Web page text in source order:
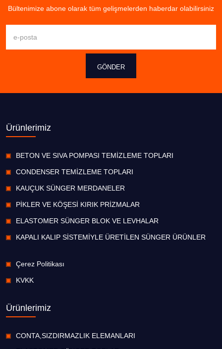
Bültenimize abone olarak tüm gelişmelerden haberdar olabilirsiniz
GÖNDER
Ürünlerimiz
BETON VE SIVA POMPASI TEMİZLEME TOPLARI
CONDENSER TEMİZLEME TOPLARI
KAUÇUK SÜNGER MERDANELER
PİKLER VE KÖŞESİ KIRIK PRİZMALAR
ELASTOMER SÜNGER BLOK VE LEVHALAR
KAPALI KALIP SİSTEMİYLE ÜRETİLEN SÜNGER ÜRÜNLER
Çerez Politikası
KVKK
Ürünlerimiz
CONTA,SIZDIRMAZLIK ELEMANLARI